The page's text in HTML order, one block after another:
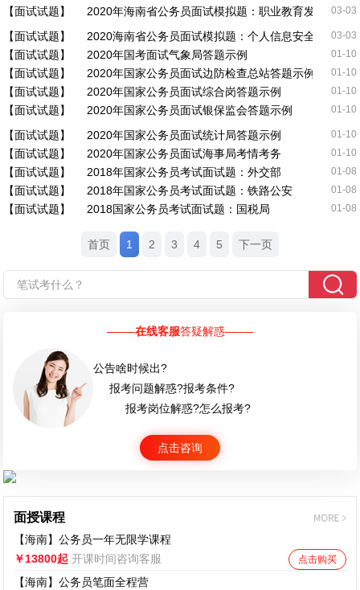
【面试试题】 2020年海南省公务员面试模拟题：职业教育发展迎来
03-03
【面试试题】 2020海南省公务员面试模拟题：个人信息安全需要制
03-03
【面试试题】 2020年国考面试气象局答题示例 01-10
【面试试题】 2020年国家公务员面试边防检查总站答题示例 01-10
【面试试题】 2020年国家公务员面试综合岗答题示例 01-10
【面试试题】 2020年国家公务员面试银保监会答题示例 01-10
【面试试题】 2020年国家公务员面试统计局答题示例 01-10
【面试试题】 2020年国家公务员面试海事局考情考务 01-10
【面试试题】 2018年国家公务员考试面试题：外交部 01-08
【面试试题】 2018年国家公务员考试面试题：铁路公安 01-08
【面试试题】 2018国家公务员考试面试题：国税局 01-08
首页 1 2 3 4 5 下一页
在线客服答疑解惑
公告啥时候出?
报考问题解惑?报考条件?
报考岗位解惑?怎么报考?
点击咨询
面授课程
【海南】公务员一年无限学课程
￥13800起 开课时间咨询客服 点击购买
【海南】公务员笔面全程营